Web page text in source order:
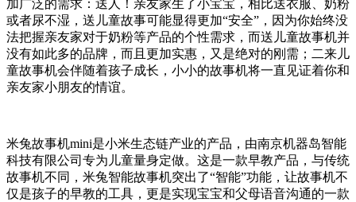
加广泛的需求：送人！亲友家生了小宝宝，相比送衣服、奶粉
或者尿不湿，送儿童故事可能显得更加“安全”，因为你始终没
法把握亲友家对于奶粉等产品的个性需求，而送儿童故事机并
没有如此多的品牌，而且更加实惠，又是绝对的刚需；二来儿
童故事机会伴随着孩子成长，小小的故事机将一直见证着你和
亲友家小朋友的情谊。
米兔故事机mini是小米生态链产业的产品，由南京机器岛智能
科技有限公司专为儿童量身定做。这是一款早教产品，与传统
故事机不同，米兔智能故事机突出了“智能”功能，让故事机不
仅是孩子的早教的工具，更是实现宝宝和父母语音沟通的一款